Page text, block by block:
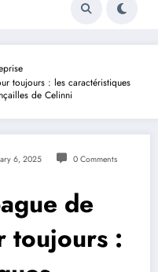
toujours : les caractéristiques
de Celinni
6, 2025 0 Comments
de
toujours :